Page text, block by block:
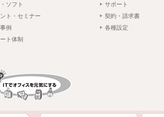
ソフト
ト・セミナー
例
ト体制
サポート
契約・請求書
各種設定